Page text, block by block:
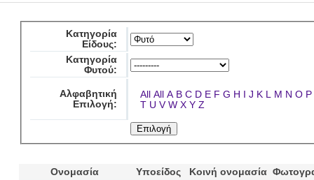
Κατηγορία
Είδους:
Κατηγορία
Φυτού:
Αλφαβητική
Επιλογή:
All All A B C D E F G H I J K L M N O P
T U V W X Y Z
Ονομασία Υποείδος Κοινή ονομασία